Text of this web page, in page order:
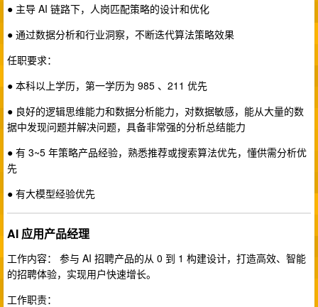
● 主导 AI 链路下，人岗匹配策略的设计和优化
● 通过数据分析和行业洞察，不断迭代算法策略效果
任职要求：
● 本科以上学历，第一学历为 985 、211 优先
● 良好的逻辑思维能力和数据分析能力，对数据敏感，能从大量的数
据中发现问题并解决问题，具备非常强的分析总结能力
● 有 3~5 年策略产品经验，熟悉推荐或搜索算法优先，懂供需分析优
先
● 有大模型经验优先
AI 应用产品经理
工作内容： 参与 AI 招聘产品的从 0 到 1 构建设计，打造高效、智能
的招聘体验，实现用户快速增长。
工作职责：